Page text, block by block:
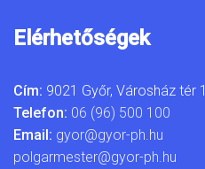
Elérhetőségek
Cím: 9021 Győr, Városház tér 1.
Telefon: 06 (96) 500 100
Email: gyor@gyor-ph.hu
polgarmester@gyor-ph.hu